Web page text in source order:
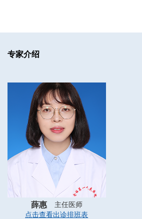
专家介绍
薛惠
主任医师
点击查看出诊排班表